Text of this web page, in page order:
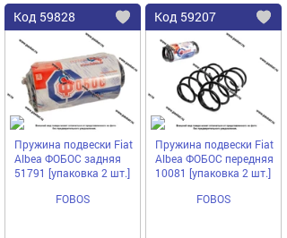
Код 59828
Добавить
избранное
Пружина подвески Fiat
Albea ФОБОС задняя
51791 [упаковка 2 шт.]
FOBOS
Код 59207
Пружина подвески Fiat
Albea ФОБОС передняя
10081 [упаковка 2 шт.]
FOBOS